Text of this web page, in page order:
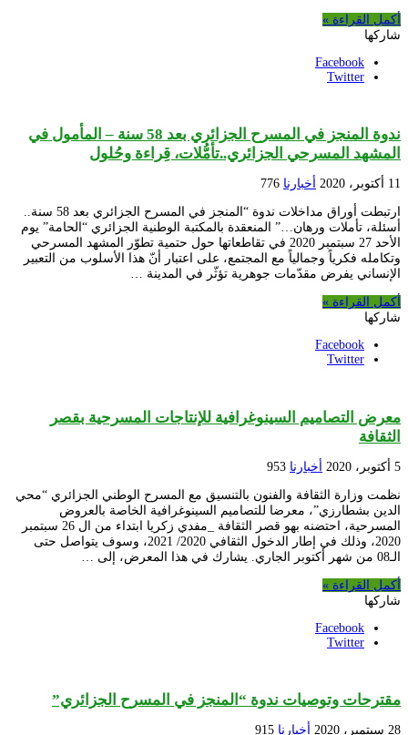
أكمل القراءة »
شاركها
Facebook
Twitter
ندوة المنجز في المسرح الجزائري بعد 58 سنة – المأمول في
المشهد المسرحي الجزائري..تأمُّلات، قِراءة وحُلول
11 أكتوبر، 2020 أخبارنا 776
ارتبطت أوراق مداخلات ندوة “المنجز في المسرح الجزائري بعد 58 سنة..
أسئلة، تأملات ورهان…” المنعقدة بالمكتبة الوطنية الجزائري “الحامة” يوم
الأحد 27 سبتمبر 2020 في تقاطعاتها حول حتمية تطوّر المشهد المسرحي
وتكامله فكرياً وجمالياً مع المجتمع، على اعتبار أنّ هذا الأسلوب من التعبير
الإنساني يفرض مقدّمات جوهرية تؤثّر في المدينة …
أكمل القراءة »
شاركها
Facebook
Twitter
معرض التصاميم السينوغرافية للإنتاجات المسرحية بقصر
الثقافة
5 أكتوبر، 2020 أخبارنا 953
نظمت وزارة الثقافة والفنون بالتنسيق مع المسرح الوطني الجزائري “محي
الدين بشطارزي”، معرضا للتصاميم السينوغرافية الخاصة بالعروض
المسرحية، احتضنه بهو قصر الثقافة _مفدي زكريا ابتداء من ال 26 سبتمبر
2020، وذلك في إطار الدخول الثقافي 2020/ 2021، وسوف يتواصل حتى
الـ08 من شهر أكتوبر الجاري. يشارك في هذا المعرض، إلى …
أكمل القراءة »
شاركها
Facebook
Twitter
مقترحات وتوصيات ندوة “المنجز في المسرح الجزائري”
28 سبتمبر، 2020 أخبارنا 915